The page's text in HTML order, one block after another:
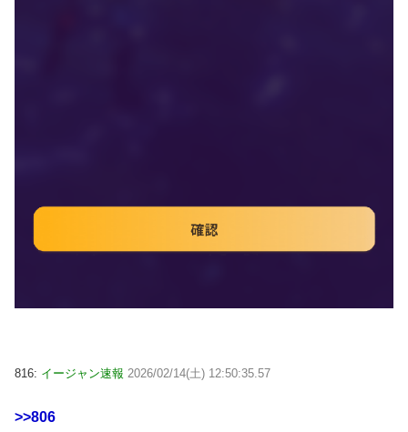
816: イージャン速報 2026/02/14(土) 12:50:35.57
>>806